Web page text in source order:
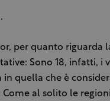
per quanto riguarda
Sono 18, infatti, i
quella che è
al solito le